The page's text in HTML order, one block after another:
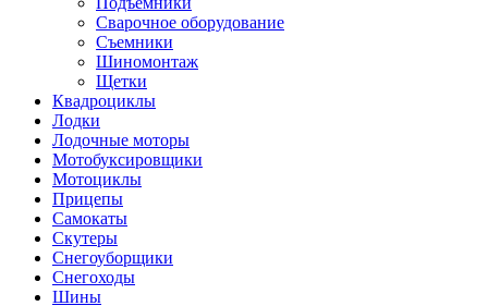
Сварочное оборудование
Съемники
Шиномонтаж
Щетки
Квадроциклы
Лодки
Лодочные моторы
Мотобуксировщики
Мотоциклы
Прицепы
Самокаты
Скутеры
Снегоуборщики
Снегоходы
Шины